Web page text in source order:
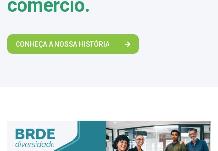
comércio.
CONHEÇA A NOSSA HISTÓRIA